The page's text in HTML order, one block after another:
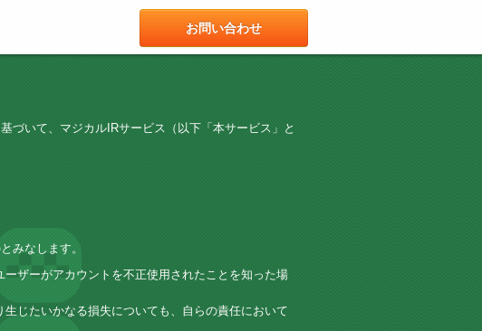
お問い合わせ
づいて、マジカルIRサービス（以下「本サービス」と
みなします。
ザーがアカウントを不正使用されたことを知った場
じたいかなる損失についても、自らの責任において